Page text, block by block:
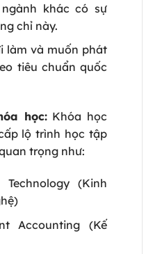
khác có sự
chỉ này.
làm và muốn phát
tiêu chuẩn quốc
học:Khóa học
lộ trình học tập
trọng như:
(Kinh
Accounting (Kế